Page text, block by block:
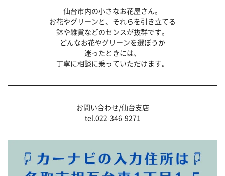
仙台市内の小さなお花屋さん。
お花やグリーンと、それらを引き立てる
鉢や雑貨などのセンスが抜群です。
どんなお花やグリーンを選ぼうか
迷ったときには、
丁寧に相談に乗っていただけます。
お問い合わせ/仙台支店
tel.022-346-9271